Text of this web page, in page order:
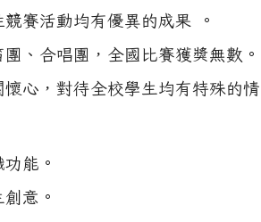
賽活動均有優異的成果 。
、合唱團，全國比賽獲獎無數。
心，對待全校學生均有特殊的情
能。
意。